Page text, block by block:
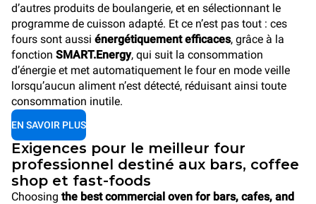
d’autres produits de boulangerie, et en sélectionnant le
programme de cuisson adapté. Et ce n’est pas tout : ces
fours sont aussi énergétiquement efficaces, grâce à la
fonction SMART.Energy, qui suit la consommation
d’énergie et met automatiquement le four en mode veille
lorsqu’aucun aliment n’est détecté, réduisant ainsi toute
consommation inutile.
EN SAVOIR PLUS
Exigences pour le meilleur four
professionnel destiné aux bars, coffee
shop et fast-foods
Choosing the best commercial oven for bars, cafes, and